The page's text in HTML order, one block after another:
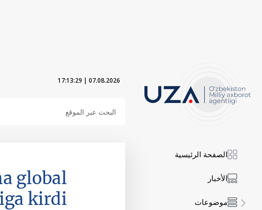
07.08.2026
|
17:13:30
الصفحة الرئيسية
الأخبار
موضوعات
global
kirdi